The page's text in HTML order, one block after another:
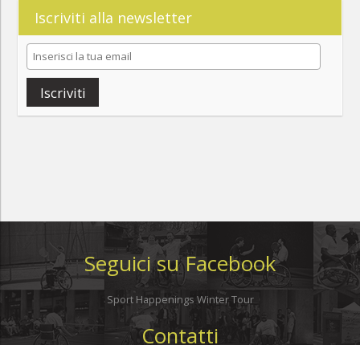
Iscriviti alla newsletter
Iscriviti
Seguici su Facebook
Sport Happenings Winter Tour
Contatti